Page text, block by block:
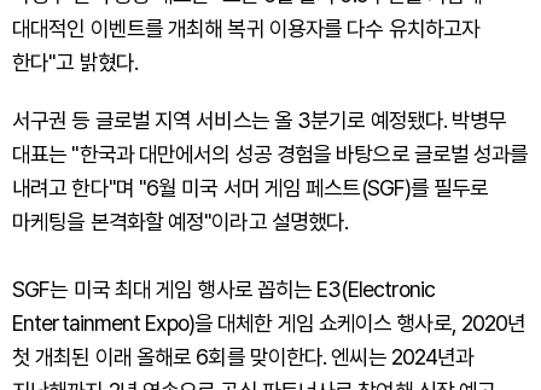
대대적인 이벤트를 개최해 복귀 이용자를 다수 유치하고자
한다"고 밝혔다.
서구권 등 글로벌 지역 서비스는 올 3분기로 예정됐다. 박병무
대표는 "한국과 대만에서의 성공 경험을 바탕으로 글로벌 성과를
내려고 한다"며 "6월 미국 서머 게임 페스트(SGF)를 필두로
마케팅을 본격화할 예정"이라고 설명했다.
SGF는 미국 최대 게임 행사로 꼽히는 E3(Electronic
Entertainment Expo)을 대체한 게임 쇼케이스 행사로, 2020년
첫 개최된 이래 올해로 6회를 맞이한다. 엔씨는 2024년과